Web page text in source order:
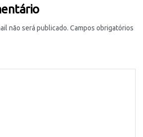
não será publicado. Campos obrigatórios